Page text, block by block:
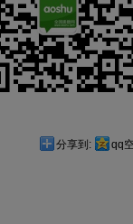
分享到: qq